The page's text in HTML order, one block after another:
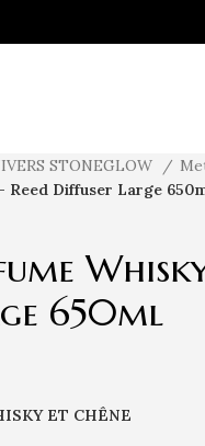
STONEGLOW
Reed Diffuser Large
650ml
ET CHÊNE